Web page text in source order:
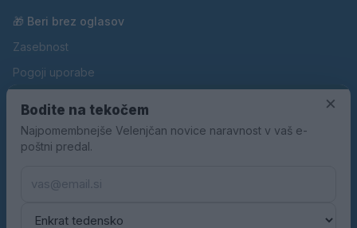
🎁 Beri brez oglasov
Zasebnost
Pogoji uporabe
Oglaševanje
Kontakt
×
Bodite na tekočem
Najpomembnejše Velenjčan novice naravnost v vaš e-
poštni predal.